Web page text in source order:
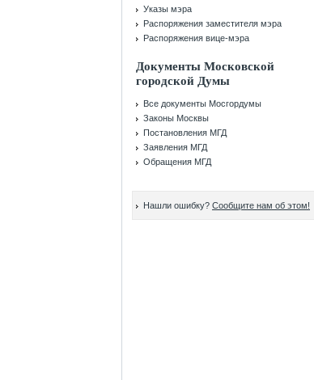
Указы мэра
Распоряжения заместителя мэра
Распоряжения вице-мэра
Документы Московской
городской Думы
Все документы Мосгордумы
Законы Москвы
Постановления МГД
Заявления МГД
Обращения МГД
Нашли ошибку? Сообщите нам об этом!